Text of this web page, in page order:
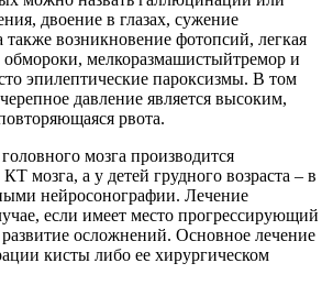
двоение в глазах, сужение
также возникновение фотопсий, легкая
обмороки, мелкоразмашистыйтремор и
эпилептические пароксизмы. В том
давление является высоким,
рвота.
мозга производится
мозга, а у детей грудного возраста – в
нейросонографии. Лечение
если имеет место прогрессирующий
осложнений. Основное лечение
кисты либо ее хирургическом